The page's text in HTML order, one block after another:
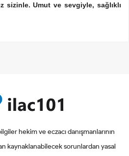
sizinle. Umut ve sevgiyle, sağlıklı
hekim ve eczacı danışmanlarının
kaynaklanabilecek sorunlardan yasal